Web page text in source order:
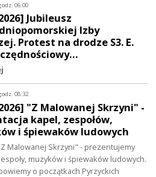
06:00
Jubileusz
Izby
Protest na drodze S3. E.
08:32
"Z Malowanej Skrzyni" -
kapel, zespołów,
i śpiewaków ludowych
Malowanej Skrzyni" - prezentujemy
muzyków i śpiewaków ludowych.
o początkach Pyrzyckich